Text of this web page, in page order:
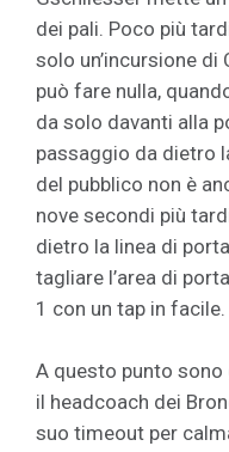
dei pali. Poco più
solo un’incursione di
può fare nulla,
da solo davanti alla
passaggio da dietro
del pubblico non è
nove secondi più
dietro la linea di
tagliare l’area di
1 con un tap in facile.
A questo punto
il headcoach dei
suo timeout per